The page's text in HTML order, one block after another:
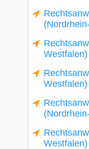
Westfalen)
Westfalen)
Westfalen)